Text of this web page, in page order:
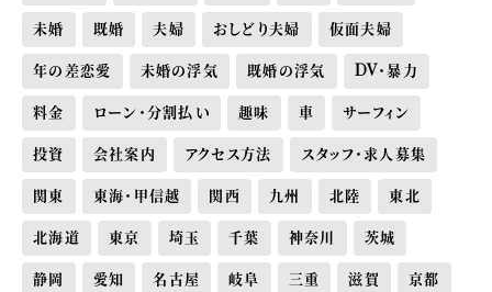
未婚 既婚 夫婦 おしどり夫婦 仮面夫婦
年の差恋愛 未婚の浮気 既婚の浮気 DV・暴力
料金 ローン・分割払い 趣味 車 サーフィン
投資 会社案内 アクセス方法 スタッフ・求人募集
関東 東海・甲信越 関西 九州 北陸 東北
北海道 東京 埼玉 千葉 神奈川 茨城
静岡 愛知 名古屋 岐阜 三重 滋賀 京都